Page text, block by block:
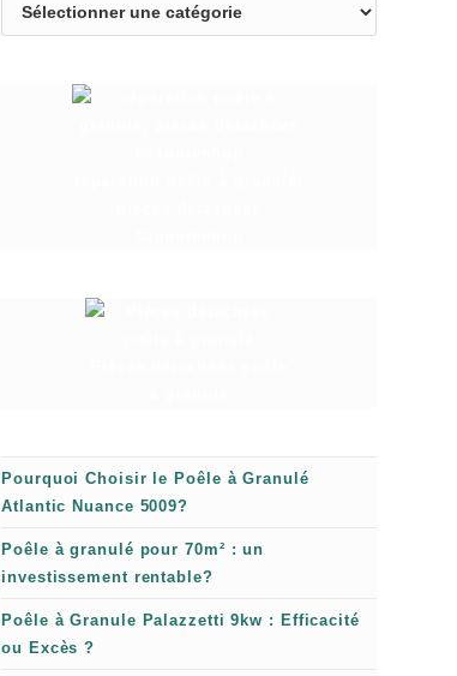
Pourquoi Choisir le Poêle à Granulé
Atlantic Nuance 5009?
Poêle à granulé pour 70m² : un
investissement rentable?
Poêle à Granule Palazzetti 9kw : Efficacité
ou Excès ?